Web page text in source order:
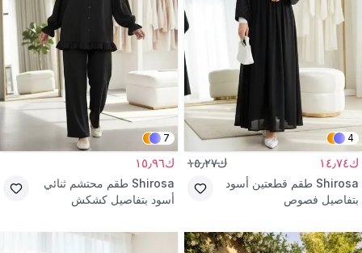
4
ك١٤٫٧٤ ك١٥٫٢٧
Shirosa طقم قطعتين أسود
بتفاصيل فصوص
7
ك١٥٫٩٦
Shirosa طقم محتشم ثنائي
أسود بتفاصيل كشكش